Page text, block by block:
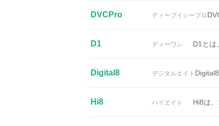
DVCPro ディーブイシープロ
D1 ディーワン D1とは
Digital8 デジタルエイト
Hi8 ハイエイト Hi8は